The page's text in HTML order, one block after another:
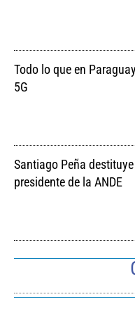
Todo lo que en
5G
Santiago Peña
presidente de la ANDE